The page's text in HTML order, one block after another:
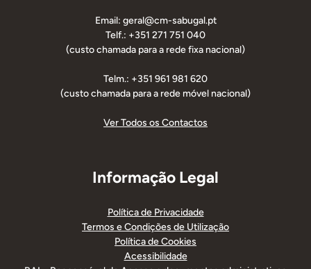
Email: geral@cm-sabugal.pt
Telf.: +351 271 751 040
(custo chamada para a rede fixa nacional)
Telm.: +351 961 981 620
(custo chamada para a rede móvel nacional)
Ver Todos os Contactos
Informação Legal
Política de Privacidade
Termos e Condições de Utilização
Política de Cookies
Acessibilidade